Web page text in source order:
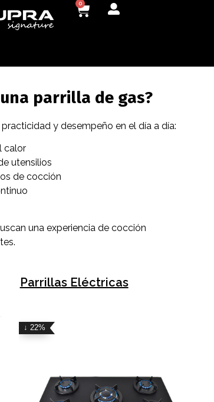
0
parrilla de gas?
y desempeño en el día a día:
calor
utensilios
de cocción
una experiencia de cocción
Parrillas Eléctricas
↓ 22%